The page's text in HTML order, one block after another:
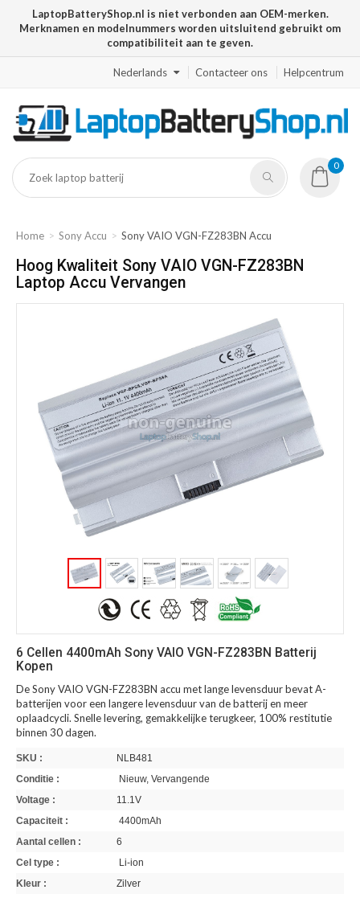
LaptopBatteryShop.nl is niet verbonden aan OEM-merken.
Merknamen en modelnummers worden uitsluitend gebruikt om
compatibiliteit aan te geven.
Nederlands Contacteer ons Helpcentrum
0
Home Sony Accu Sony VAIO VGN-FZ283BN Accu
Hoog Kwaliteit Sony VAIO VGN-FZ283BN
Laptop Accu Vervangen
6 Cellen 4400mAh Sony VAIO VGN-FZ283BN Batterij
Kopen
De Sony VAIO VGN-FZ283BN accu met lange levensduur bevat A-
batterijen voor een langere levensduur van de batterij en meer
oplaadcycli. Snelle levering, gemakkelijke terugkeer, 100% restitutie
binnen 30 dagen.
SKU :
NLB481
Conditie :
Nieuw, Vervangende
Voltage :
11.1V
Capaciteit :
4400mAh
Aantal cellen :
6
Cel type :
Li-ion
Kleur :
Zilver